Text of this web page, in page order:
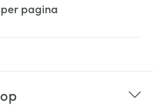
per pagina